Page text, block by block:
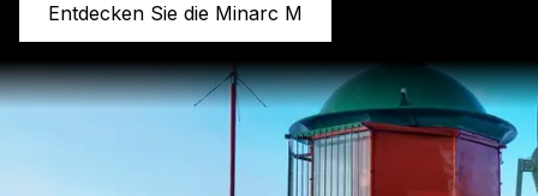
Entdecken Sie die Minarc M